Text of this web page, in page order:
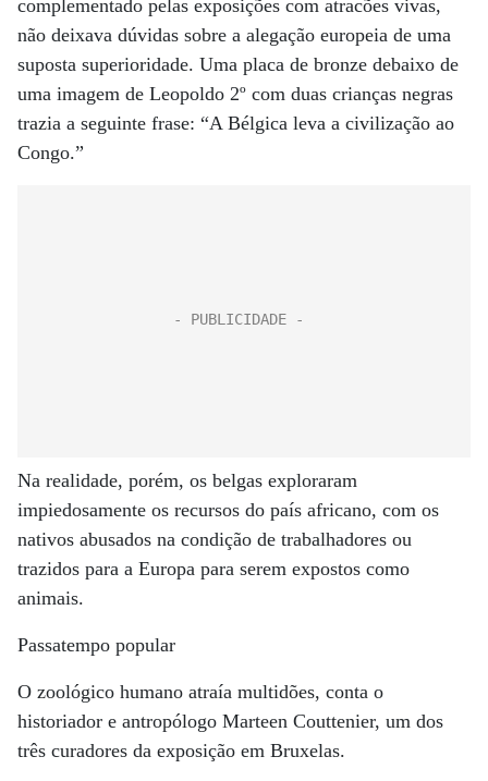
complementado pelas exposições com atracões vivas,
não deixava dúvidas sobre a alegação europeia de uma
suposta superioridade. Uma placa de bronze debaixo de
uma imagem de Leopoldo 2º com duas crianças negras
trazia a seguinte frase: “A Bélgica leva a civilização ao
Congo.”
Na realidade, porém, os belgas exploraram
impiedosamente os recursos do país africano, com os
nativos abusados na condição de trabalhadores ou
trazidos para a Europa para serem expostos como
animais.
Passatempo popular
O zoológico humano atraía multidões, conta o
historiador e antropólogo Marteen Couttenier, um dos
três curadores da exposição em Bruxelas.